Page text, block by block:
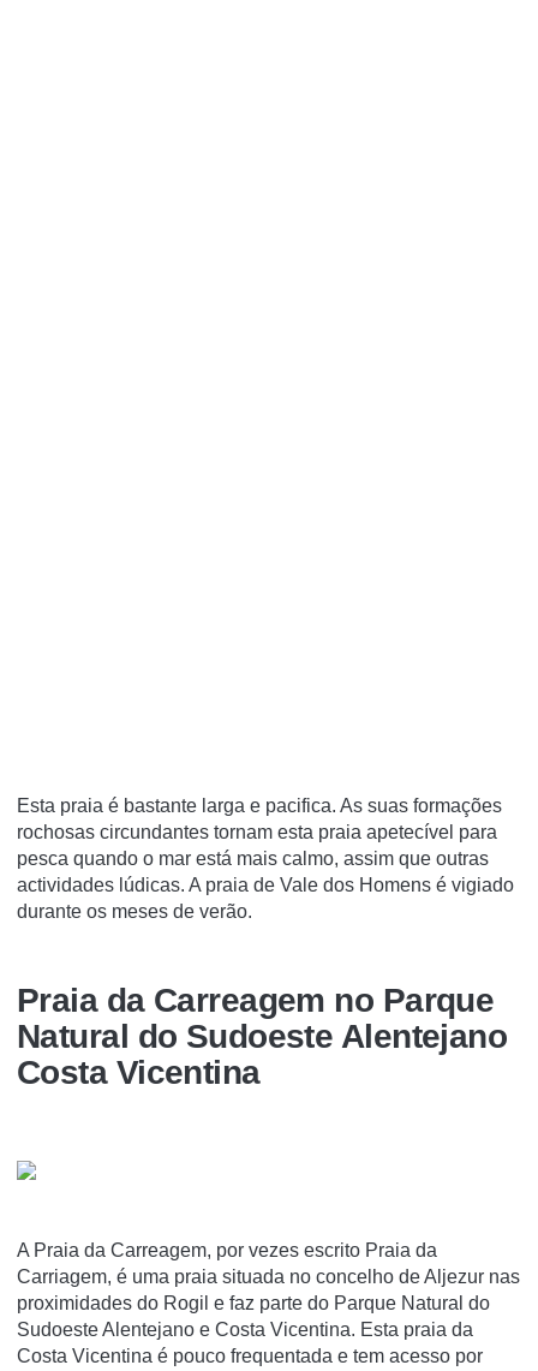
Esta praia é bastante larga e pacifica. As suas formações
rochosas circundantes tornam esta praia apetecível para
pesca quando o mar está mais calmo, assim que outras
actividades lúdicas. A praia de Vale dos Homens é vigiado
durante os meses de verão.
Praia da Carreagem no Parque
Natural do Sudoeste Alentejano
Costa Vicentina
A Praia da Carreagem, por vezes escrito Praia da
Carriagem, é uma praia situada no concelho de Aljezur nas
proximidades do Rogil e faz parte do Parque Natural do
Sudoeste Alentejano e Costa Vicentina. Esta praia da
Costa Vicentina é pouco frequentada e tem acesso por